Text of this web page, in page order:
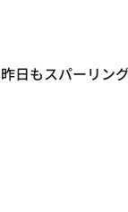
昨日もスパーリン